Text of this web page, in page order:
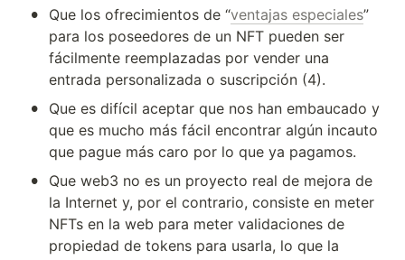
• Que los ofrecimientos de “ventajas especiales”
para los poseedores de un NFT pueden ser
fácilmente reemplazadas por vender una
entrada personalizada o suscripción (4).
•
Que es difícil aceptar que nos han embaucado y
que es mucho más fácil encontrar algún incauto
que pague más caro por lo que ya pagamos.
•
Que web3 no es un proyecto real de mejora de
la Internet y, por el contrario, consiste en meter
NFTs en la web para meter validaciones de
propiedad de tokens para usarla, lo que la